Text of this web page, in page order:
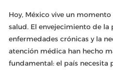
Hoy, México vive un
salud. El envejecimiento de
enfermedades crónicas y la
atención médica han hecho
fundamental: el país necesita